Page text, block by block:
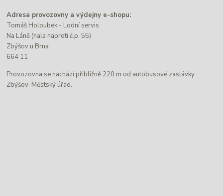
Adresa provozovny a výdejny e-shopu:
Tomáš Holoubek - Lodní servis
Na Láně (hala naproti č.p. 55)
Zbýšov u Brna
664 11
Provozovna se nachází přibližně 220 m od autobusové zastávky
Zbýšov-Městský úřad.